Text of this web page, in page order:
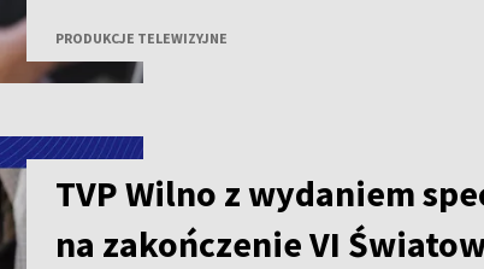
powstania i zobaczą relację z obchodów godziny „W”.
w ciągu trzech dni będą towarzyszyć również inne
film „Godzina W”, „Powstanie zwykłych ludzi”,
muzyczne i powstańcze piosenki.
PRODUKCJE TELEWIZYJNE
TVP Wilno z wydaniem
na zakończenie VI